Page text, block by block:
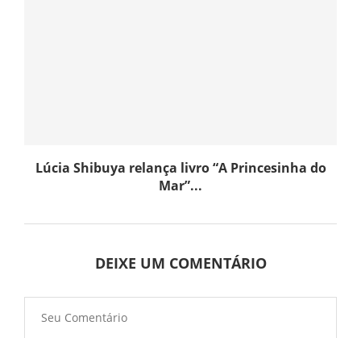
Lúcia Shibuya relança livro “A Princesinha do
Mar”...
DEIXE UM COMENTÁRIO